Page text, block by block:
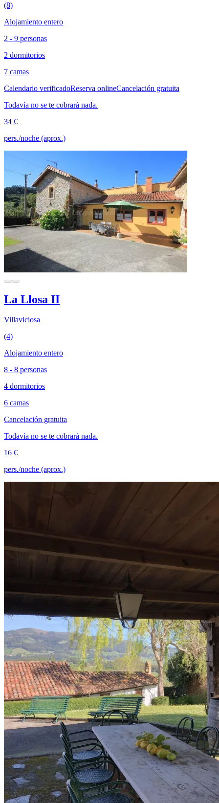
(8)
Alojamiento entero
2 - 9 personas
2 dormitorios
7 camas
Calendario verificadoReserva onlineCancelación gratuita
Todavía no se te cobrará nada.
34 €
pers./noche (aprox.)
La Llosa II
Villaviciosa
(4)
Alojamiento entero
8 - 8 personas
4 dormitorios
6 camas
Cancelación gratuita
Todavía no se te cobrará nada.
16 €
pers./noche (aprox.)